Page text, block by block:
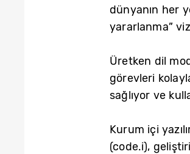
dünyanın her
yararlanma”
Üretken dil
görevleri
sağlıyor ve
Kurum içi
(code.i),